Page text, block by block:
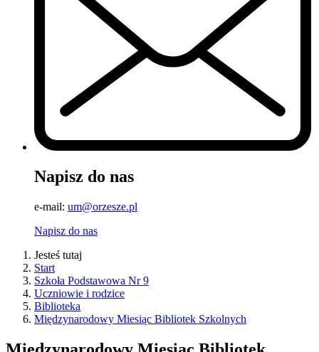
Napisz do nas
e-mail: um@orzesze.pl
Napisz do nas
Jesteś tutaj
Start
Szkoła Podstawowa Nr 9
Uczniowie i rodzice
Biblioteka
Międzynarodowy Miesiąc Bibliotek Szkolnych